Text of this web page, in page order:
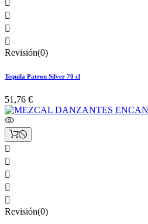




Revisión(0)
Tequila Patron Silver 70 cl
51,76 €





Revisión(0)